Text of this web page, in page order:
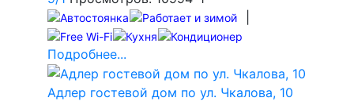
Подробнее...
Адлер гостевой дом по ул. Чкалова, 10